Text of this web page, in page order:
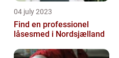
04 july 2023
Find en professionel
låsesmed i Nordsjælland